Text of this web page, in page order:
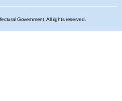
Government. All rights reserved.